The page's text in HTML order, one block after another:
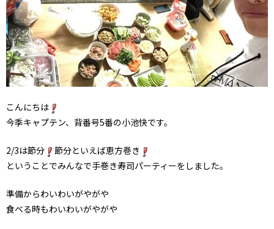
こんにちは
今季キャプテン、背番号5番の小池快です。
2/3は節分
節分といえば恵方巻き
ということでみんなで手巻き寿司パーティーをしました。
準備からわいわいがやがや
食べる時もわいわいがやがや